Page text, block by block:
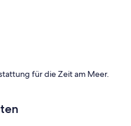
für die Zeit am Meer.